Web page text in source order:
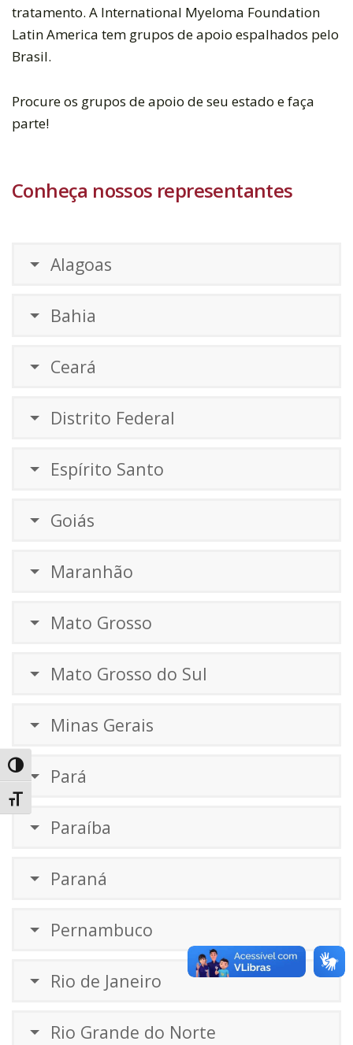
Alternar alto contraste
Alternar tamanho da fonte
tratamento. A International Myeloma Foundation
Latin America tem grupos de apoio espalhados pelo
Brasil.
Procure os grupos de apoio de seu estado e faça
parte!
Conheça nossos representantes
Alagoas
Bahia
Ceará
Distrito Federal
Espírito Santo
Goiás
Maranhão
Mato Grosso
Mato Grosso do Sul
Minas Gerais
Pará
Paraíba
Paraná
Pernambuco
Rio de Janeiro
Rio Grande do Norte